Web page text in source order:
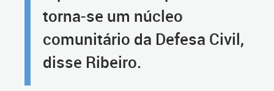
torna-se um núcleo
comunitário da Defesa Civil,
disse Ribeiro.